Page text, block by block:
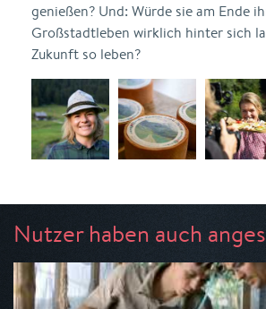
genießen? Und: Würde sie am Ende
Großstadtleben wirklich hinter sich
Zukunft so leben?
Nutzer haben auch